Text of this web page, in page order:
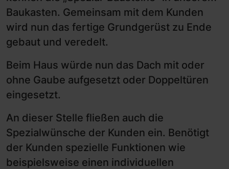
Baukasten. Gemeinsam mit dem Kunden
wird nun das fertige Grundgerüst zu Ende
gebaut und veredelt.
Beim Haus würde nun das Dach mit oder
ohne Gaube aufgesetzt oder Doppeltüren
eingesetzt.
An dieser Stelle fließen auch die
Spezialwünsche der Kunden ein. Benötigt
der Kunden spezielle Funktionen wie
beispielsweise einen individuellen